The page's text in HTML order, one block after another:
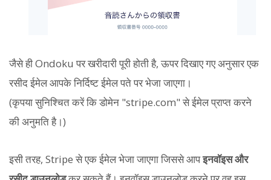
जैसे ही Ondoku पर खरीदारी पूरी होती है, ऊपर दिखाए गए अनुसार एक
रसीद ईमेल आपके निर्दिष्ट ईमेल पते पर भेजा जाएगा।
(कृपया सुनिश्चित करें कि डोमेन "stripe.com" से ईमेल प्राप्त करने
की अनुमति है।)
इसी तरह, Stripe से एक ईमेल भेजा जाएगा जिससे आपइनवॉइस और